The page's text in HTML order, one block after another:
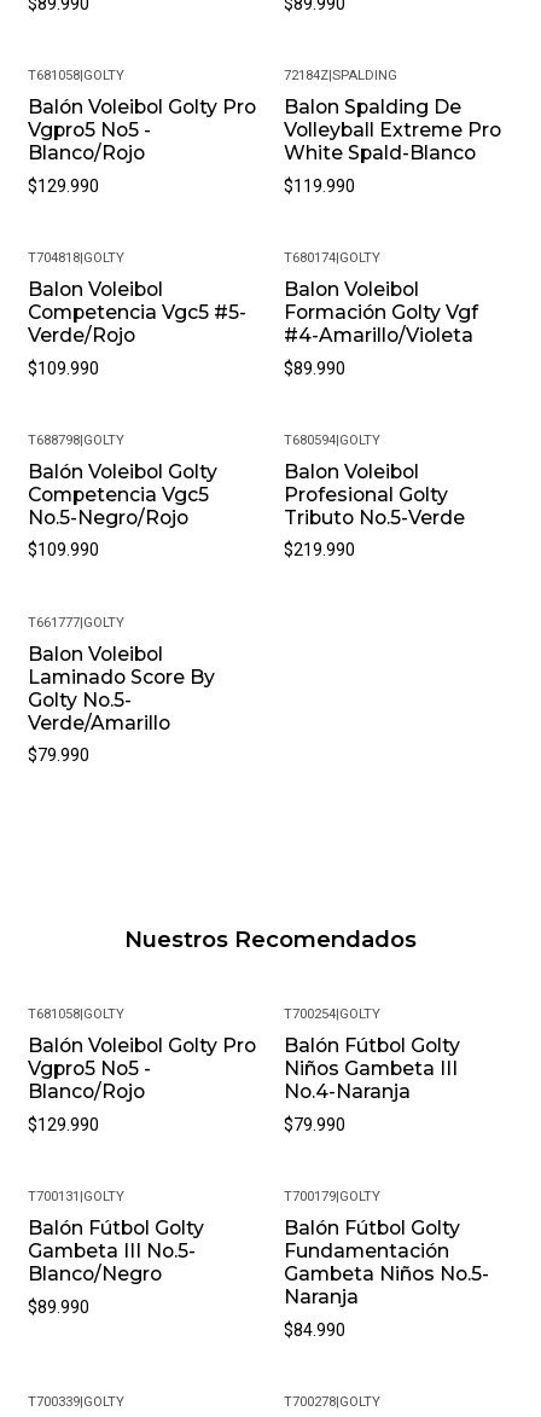
T681058| GOLTY
Balón Voleibol Golty Pro
Vgpro5 No5 -
Blanco/Rojo
$129.990
72184Z |SPALDING
Balon Spalding De
Volleyball Extreme Pro
White Spald-Blanco
$119.990
T704818| GOLTY
Balon Voleibol
Competencia Vgc5 #5-
Verde/Rojo
$109.990
T680174 GOLTY
Balon Voleibol
Formación Golty Vgf
#4-Amarillo/Violeta
$89.990
T688798| GOLTY
Balón Voleibol Golty
Competencia Vgc5
No.5-Negro/Rojo
$109.990
T680594 GOLTY
Balon Voleibol
Profesional Golty
Tributo No.5-Verde
$219.990
T661777| GOLTY
Balon Voleibol
Laminado Score By
Golty No.5-
Verde/Amarillo
$79.990
Nuestros Recomendados
T681058| GOLTY
Balón Voleibol Golty Pro
Vgpro5 No5 -
Blanco/Rojo
$129.990
T700254 GOLTY
Balón Fútbol Golty
Niños Gambeta III
No.4-Naranja
$79.990
T700131 GOLTY
Balón Fútbol Golty
Gambeta III No.5-
Blanco/Negro
$89.990
T700179 GOLTY
Balón Fútbol Golty
Fundamentación
Gambeta Niños No.5-
Naranja
$84.990
T700339| GOLTY T700278 GOLTY